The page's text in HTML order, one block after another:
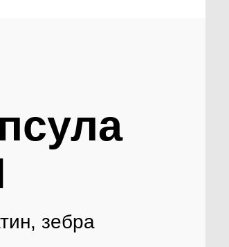
зебра